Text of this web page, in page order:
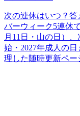
次の連休はいつ？
バーウィーク5連休
月11日・山の日）
始・2027年成人の
理した随時更新ペー